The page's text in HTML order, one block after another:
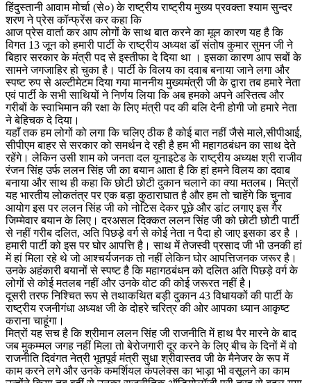
हिंदुस्तानी आवाम मोर्चा (से०) के राष्ट्रीय राष्ट्रीय मुख्य प्रवक्ता श्याम सुन्दर
शरण ने प्रेस कॉन्फ्रेंस कर कहा कि
आज प्रेस वार्ता कर आप लोगों के साथ बात करने का मूल कारण यह है कि
विगत 13 जून को हमारी पार्टी के राष्ट्रीय अध्यक्ष डॉ संतोष कुमार सुमन जी ने
बिहार सरकार के मंत्री पद से इस्तीफा दे दिया था । इसका कारण आप सबों के
सामने जगजाहिर हो चुका है। पार्टी के विलय का दवाब बनाया जाने लगा और
स्पष्ट रुप से अल्टीमेटम दिया गया माननीय मुख्यमंत्री जी के द्वारा तब हमारे नेता
एवं पार्टी के सभी साथियों ने निर्णय लिया कि अब हमको अपने अस्तित्व और
गरीबों के स्वाभिमान की रक्षा के लिए मंत्री पद की बलि देनी होगी जो हमारे नेता
ने बेहिचक दे दिया।
यहाँ तक हम लोगों को लगा कि चलिए ठीक है कोई बात नहीं जैसे माले,सीपीआई,
सीपीएम बाहर से सरकार को समर्थन दे रही है हम भी महागठबंधन का साथ देते
रहेंगे। लेकिन उसी शाम को जनता दल यूनाइटेड के राष्ट्रीय अध्यक्ष श्री राजीव
रंजन सिंह उर्फ ललन सिंह जी का बयान आता है कि हां हमने विलय का दवाब
बनाया और साथ ही कहा कि छोटी छोटी दुकान चलाने का क्या मतलब। मित्रों
यह भारतीय लोकतंत्र पर एक बड़ा कुठाराघात है और हम तो चाहेंगे कि चुनाव
आयोग इस पर ललन सिंह जी को नोटिस देकर पूछे और डांट लगाए इस गैर
जिम्मेवार बयान के लिए। दरअसल दिक्कत ललन सिंह जी को छोटी छोटी पार्टी
से नहीं गरीब दलित, अति पिछड़े वर्ग से कोई नेता न पैदा हो जाए इसका डर है ।
हमारी पार्टी को इस पर घोर आपत्ति है। साथ में तेजस्वी प्रसाद जी भी उनकी हां
में हां मिला रहे थे जो आश्चर्यजनक तो नहीं लेकिन घोर आपत्तिजनक जरूर है।
उनके अहंकारी बयानों से स्पष्ट है कि महागठबंधन को दलित अति पिछड़े वर्ग के
लोगों से कोई मतलब नहीं और उनके वोट की कोई जरूरत नहीं है।
दूसरी तरफ निश्चित रूप से तथाकथित बड़ी दुकान 43 विधायकों की पार्टी के
राष्ट्रीय रजनीगंधा अध्यक्ष जी के दोहरे चरित्र की ओर आपका ध्यान आकृष्ट
कराना चाहूंगा।
मित्रों यह सच है कि श्रीमान ललन सिंह जी राजनीति में हाथ पैर मारने के बाद
जब मुकम्मल जगह नहीं मिला तो बेरोजगारी दूर करने के लिए बीच के दिनों में वो
राजनीति दिवंगत नेत्री भूतपूर्व मंत्री सुधा श्रीवास्तव जी के मैनेजर के रूप में
काम करने लगे और उनके कमर्शियल कंपलेक्स का भाड़ा भी वसूलने का काम